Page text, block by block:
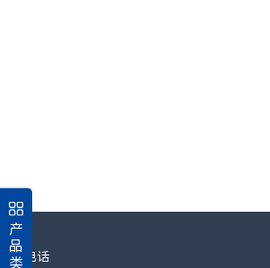
产
品
类
电话